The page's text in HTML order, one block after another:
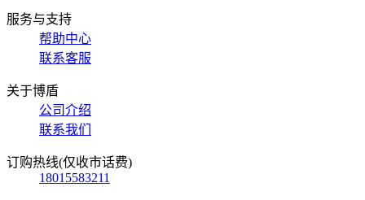
服务与支持
帮助中心
联系客服
关于博盾
公司介绍
联系我们
订购热线(仅收市话费)
18015583211